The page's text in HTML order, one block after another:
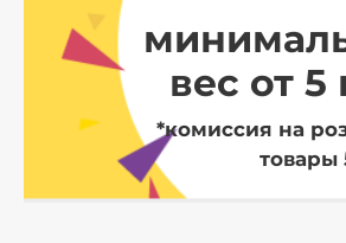
вес от 5
*комиссия на
товары